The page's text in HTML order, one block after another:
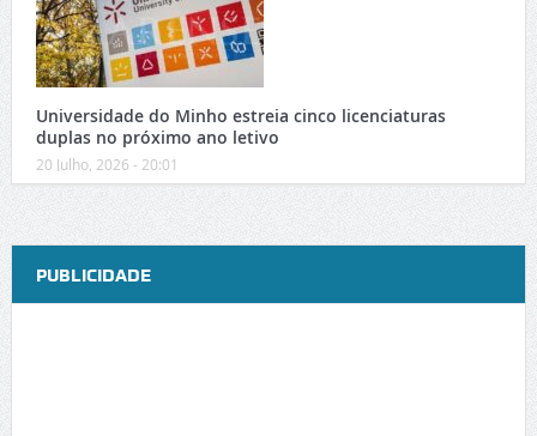
Universidade do Minho estreia cinco licenciaturas
duplas no próximo ano letivo
20 Julho, 2026 - 20:01
PUBLICIDADE